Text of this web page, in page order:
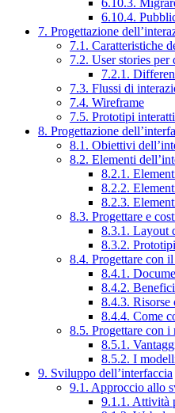
6.10.3.
6.10.4.
7. Progettazione
7.1. Caratteristiche
7.2. User stories per
7.2.1.
7.3. Flussi di
7.4. Wireframe
7.5. Prototipi
8. Progettazione
8.1. Obiettivi
8.2. Elementi
8.2.1.
8.2.2.
8.2.3.
8.3. Progettare e
8.3.1. Layout
8.3.2.
8.4. Progettare con
8.4.1.
8.4.2.
8.4.3. Risorse
8.4.4. Come
8.5. Progettare con
8.5.1.
8.5.2. I
9. Sviluppo dell’interfaccia
9.1. Approccio allo
9.1.1. Attività